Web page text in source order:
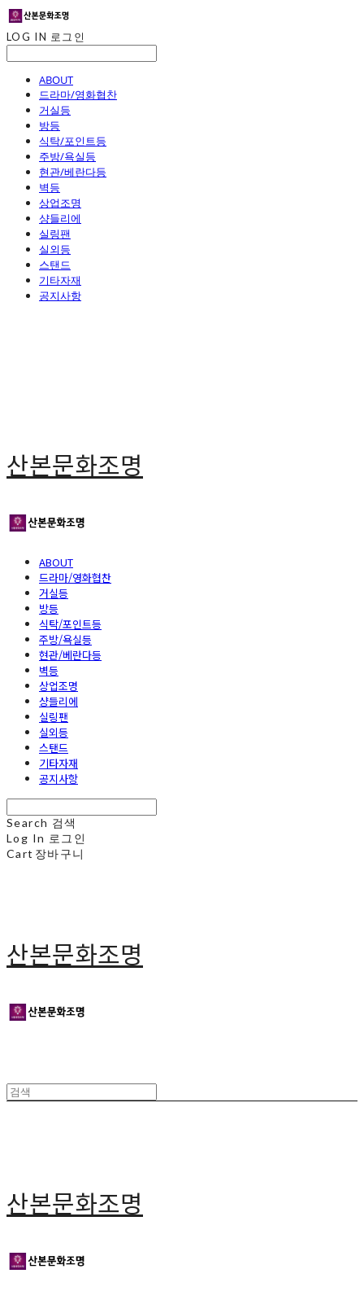
LOG IN 로그인
ABOUT
드라마/영화협찬
거실등
방등
식탁/포인트등
주방/욕실등
현관/베란다등
벽등
상업조명
샹들리에
실링팬
실외등
스탠드
기타자재
공지사항
산본문화조명
ABOUT
드라마/영화협찬
거실등
방등
식탁/포인트등
주방/욕실등
현관/베란다등
벽등
상업조명
샹들리에
실링팬
실외등
스탠드
기타자재
공지사항
Search 검색
Log In 로그인
Cart 장바구니
산본문화조명
산본문화조명